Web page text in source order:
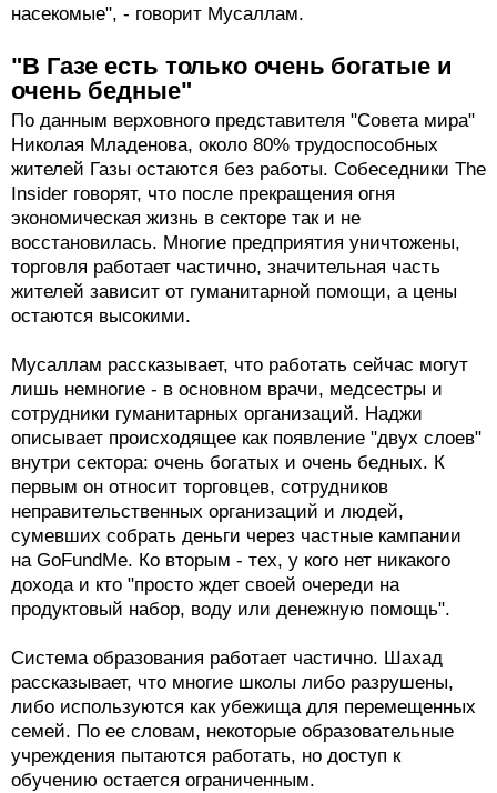
насекомые", - говорит Мусаллам.
"В Газе есть только очень богатые и
очень бедные"
По данным верховного представителя "Совета мира"
Николая Младенова, около 80% трудоспособных
жителей Газы остаются без работы. Собеседники The
Insider говорят, что после прекращения огня
экономическая жизнь в секторе так и не
восстановилась. Многие предприятия уничтожены,
торговля работает частично, значительная часть
жителей зависит от гуманитарной помощи, а цены
остаются высокими.
Мусаллам рассказывает, что работать сейчас могут
лишь немногие - в основном врачи, медсестры и
сотрудники гуманитарных организаций. Наджи
описывает происходящее как появление "двух слоев"
внутри сектора: очень богатых и очень бедных. К
первым он относит торговцев, сотрудников
неправительственных организаций и людей,
сумевших собрать деньги через частные кампании
на GoFundMe. Ко вторым - тех, у кого нет никакого
дохода и кто "просто ждет своей очереди на
продуктовый набор, воду или денежную помощь".
Система образования работает частично. Шахад
рассказывает, что многие школы либо разрушены,
либо используются как убежища для перемещенных
семей. По ее словам, некоторые образовательные
учреждения пытаются работать, но доступ к
обучению остается ограниченным.